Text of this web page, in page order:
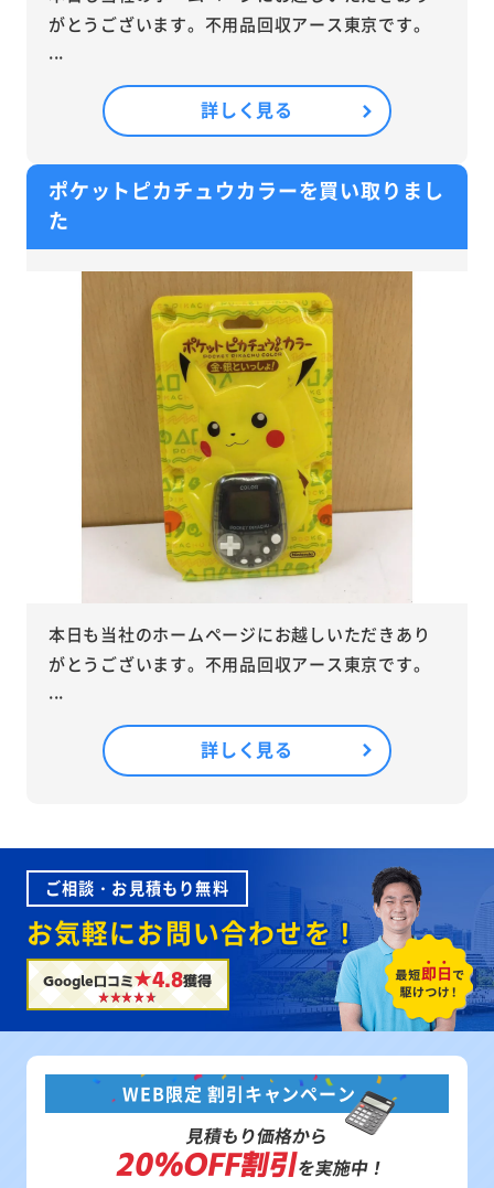
がとうございます。不用品回収アース東京です。
...
詳しく見る
ポケットピカチュウカラーを買い取りまし
た
本日も当社のホームページにお越しいただきあり
がとうございます。不用品回収アース東京です。
...
詳しく見る
ご相談・お見積もり無料
お気軽にお問い合わせを！
Google口コミ★4.8獲得
WEB限定 割引キャンペーン
見積もり価格から
20%OFF割引を実施中！